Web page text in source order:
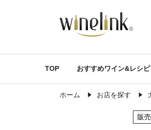
TOP おすすめワイン&レシピ
ホーム お店を探す
販